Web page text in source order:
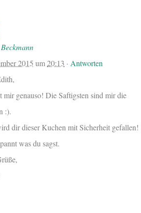
2015 um20:13 ·Antworten
mir genauso! Die Saftigsten sind mir die
:).
dir dieser Kuchen mit Sicherheit gefallen!
was du sagst.